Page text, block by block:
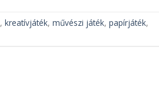
, kreatívjáték, művészi játék, papírjáték,